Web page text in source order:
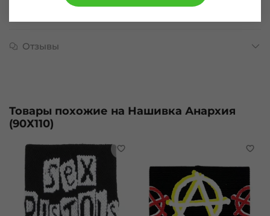
Отзывы
Товары похожие на Нашивка Анархия
(90Х110)